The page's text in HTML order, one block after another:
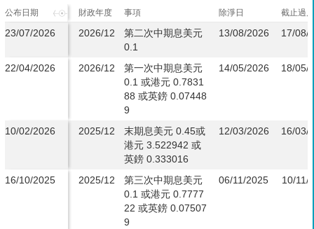
公布日期 財政年度 事項 除淨日 截止過
23/07/2026 2026/12
第二次中期息美元
0.1
13/08/2026 17/08/
22/04/2026 2026/12
第一次中期息美元
0.1 或港元 0.7831
88 或英鎊 0.07448
9
14/05/2026 18/05/
10/02/2026 2025/12
末期息美元 0.45或
港元 3.522942 或
英鎊 0.333016
12/03/2026 16/03/
16/10/2025 2025/12
第三次中期息美元
0.1 或港元 0.7777
22 或英鎊 0.07507
9
06/11/2025 10/11/